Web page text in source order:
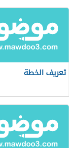
تعريف الخطة